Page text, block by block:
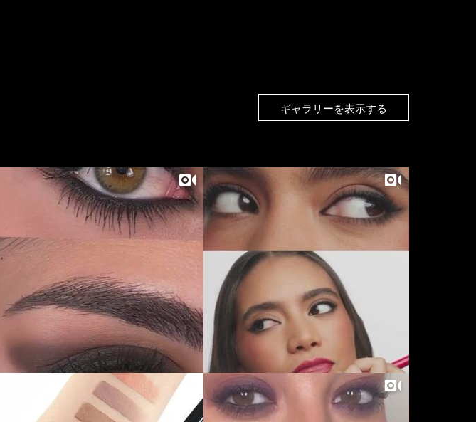
ギャラリーを表示する